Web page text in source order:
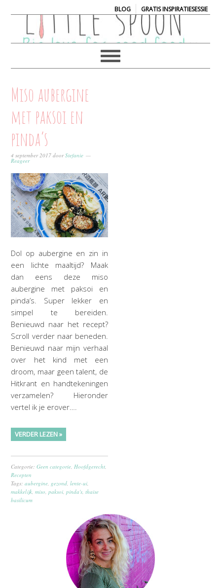
BLOG| GRATIS INSPIRATIESESSIE
Miso aubergine
met paksoi en
pinda’s
4 september 2017 doorStefanie
Reageer
Dol op aubergine en zin in
een lichte maaltijd? Maak
dan eens deze miso
aubergine met paksoi en
pinda’s. Super lekker en
simpel te bereiden.
Benieuwd naar het recept?
Scroll verder naar beneden.
Benieuwd naar mijn verhaal
over het kind met een
droom, maar geen talent, de
Hitkrant en handtekeningen
verzamelen? Hieronder
vertel ik je erover….
VERDER LEZEN »
Categorie:Geen categorie Hoofdgerecht
Recepten
Tags:aubergine gezond ,lente-ui
makkelijk ,miso ,paksoi ,pinda's ,thaise
basilicum